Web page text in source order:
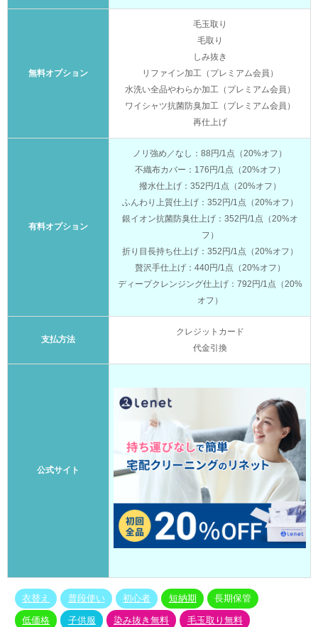
無料オプション
毛玉取り
毛取り
しみ抜き
リファイン加工（プレミアム会員）
水洗い全品やわらか加工（プレミアム会員）
ワイシャツ抗菌防臭加工（プレミアム会員）
再仕上げ
有料オプション
ノリ強め／なし：88円/1点（20%オフ）
不織布カバー：176円/1点（20%オフ）
撥水仕上げ：352円/1点（20%オフ）
ふんわり上質仕上げ：352円/1点（20%オフ）
銀イオン抗菌防臭仕上げ：352円/1点（20%オ
フ）
折り目長持ち仕上げ：352円/1点（20%オフ）
贅沢手仕上げ：440円/1点（20%オフ）
ディープクレンジング仕上げ：792円/1点（20%
オフ）
支払方法
クレジットカード
代金引換
公式サイト
衣替え 普段使い 初心者 短納期 長期保管
低価格 子供服 染み抜き無料 毛玉取り無料